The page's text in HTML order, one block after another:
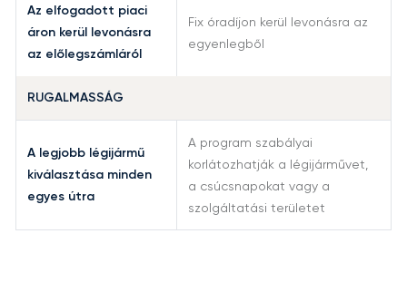
Az elfogadott piaci
áron kerül levonásra
az előlegszámláról
Fix óradíjon kerül levonásra az
egyenlegből
RUGALMASSÁG
A legjobb légijármű
kiválasztása minden
egyes útra
A program szabályai
korlátozhatják a légijárművet,
a csúcsnapokat vagy a
szolgáltatási területet